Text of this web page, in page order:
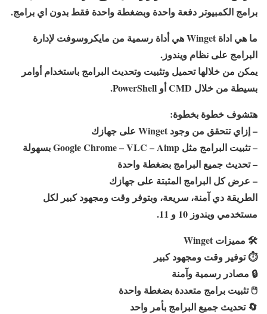
برامج الكمبيوتر دفعة واحدة وبضغطة واحدة فقط بدون اي برامج.
ما هي اداة Winget هي أداة رسمية من مايكروسوفت لإدارة
البرامج على نظام ويندوز.
يمكن من خلالها تحميل وتثبيت وتحديث البرامج باستخدام أوامر
بسيطة من خلال CMD أو PowerShell.
هتشوف خطوة بخطوة:
– إزاي تتحقق من وجود Winget على جهازك
– تثبيت البرامج مثل Google Chrome – VLC – Aimp بسهولة
– تحديث جميع البرامج بضغطة واحدة
– عرض كل البرامج المثبتة على جهازك
الطريقة دي آمنة، سريعة، وبتوفر وقت ومجهود كبير لكل
مستخدمي ويندوز 10 و 11.
🛠️ مميزات Winget
⏱️توفير وقت ومجهود كبير
🔒 مصادر رسمية وآمنة
🖱️تثبيت برامج متعددة بضغطة واحدة
🔄 تحديث جميع البرامج بأمر واحد